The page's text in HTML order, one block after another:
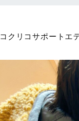
コクリコサポートエ